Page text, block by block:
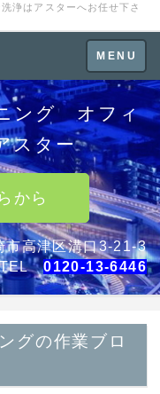
浄はアスターへお任せ下さ
Toggle
navigation
MENU
ング オフィ
スター
から
高津区溝口3-21-3
TEL0120-13-6446
グの作業ブロ